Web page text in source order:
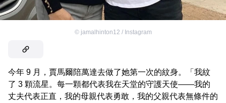
© jamalhinton12 / Instagram
今年 9 月，賈馬爾陪萬達去做了她第一次的紋身。「我紋
了 3 顆流星。每一顆都代表我在天堂的守護天使——我的
丈夫代表正直，我的母親代表勇敢，我的父親代表無條件的